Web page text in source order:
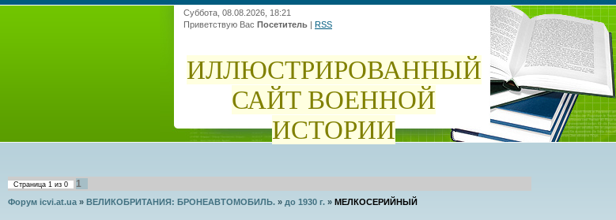
Суббота, 08.08.2026, 18:21
Приветствую Вас Посетитель | RSS
ИЛЛЮСТРИРОВАННЫЙ
САЙТ ВОЕННОЙ
ИСТОРИИ
Страница 1 из 0 1
Форум icvi.at.ua » ВЕЛИКОБРИТАНИЯ: БРОНЕАВТОМОБИЛЬ. » до 1930 г. » МЕЛКОСЕРИЙНЫЙ